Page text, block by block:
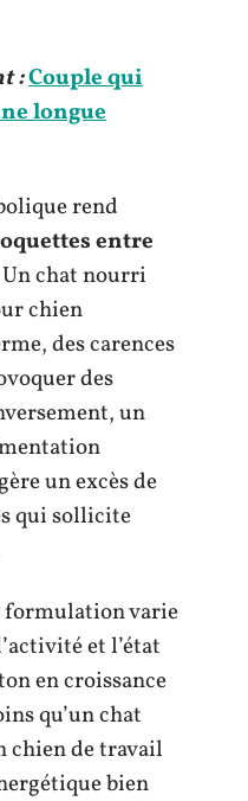
:Couple qui
longue
rend
entre
Un chat nourri
chien
des carences
des
un
un excès de
qui sollicite
formulation varie
et l’état
en croissance
qu’un chat
chien de travail
bien